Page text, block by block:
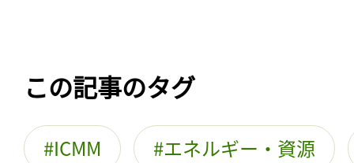
この記事のタグ
ICMM エネルギー・資源